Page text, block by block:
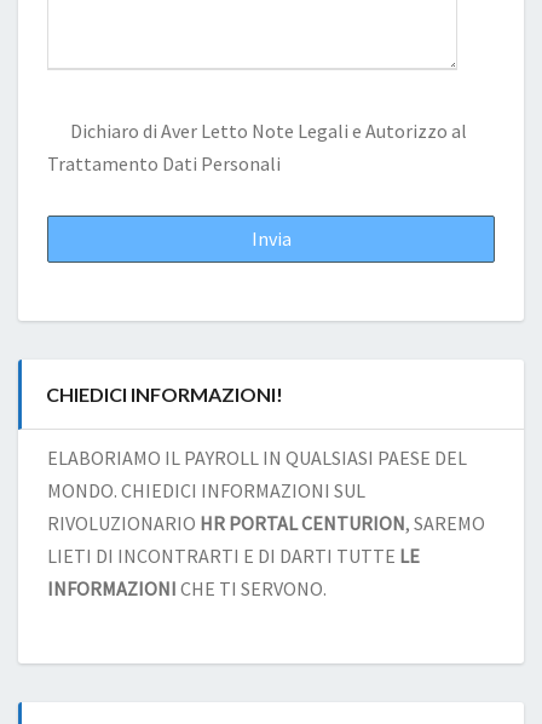
Dichiaro di Aver Letto Note Legali e Autorizzo al
Trattamento Dati Personali
CHIEDICI INFORMAZIONI!
ELABORIAMO IL PAYROLL IN QUALSIASI PAESE DEL
MONDO. CHIEDICI INFORMAZIONI SUL
RIVOLUZIONARIO HR PORTAL CENTURION, SAREMO
LIETI DI INCONTRARTI E DI DARTI TUTTE LE
INFORMAZIONI CHE TI SERVONO.